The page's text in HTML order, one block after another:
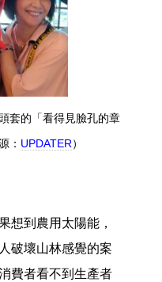
套的「看得見臉孔的章
： UPDATER）
想到農用太陽能，
破壞山林感覺的案
費者看不到生產者